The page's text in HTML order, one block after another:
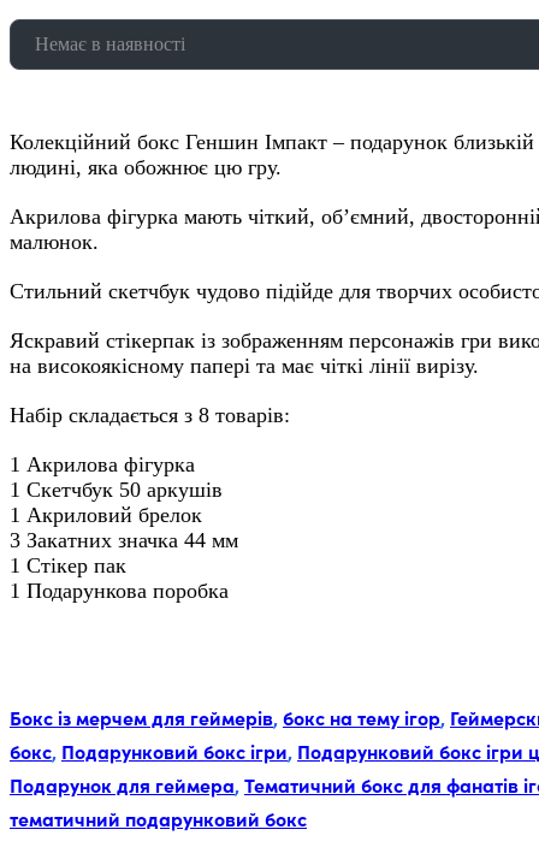
Немає в наявності
Колекційний бокс Геншин Імпакт – подарунок близькій
людині, яка обожнює цю гру.
Акрилова фігурка мають чіткий, об’ємний,
малюнок.
Стильний скетчбук чудово підійде для творчих
Яскравий стікерпак із зображенням персонажів гри
на високоякісному папері та має чіткі лінії вирізу.
Набір складається з 8 товарів:
1 Акрилова фігурка
1 Скетчбук 50 аркушів
1 Акриловий брелок
3 Закатних значка 44 мм
1 Стікер пак
1 Подарункова поробка
Бокс із мерчем для геймерів,бокс на тему ігор,
бокс, Подарунковий бокс ігри, Подарунковий бокс ігри
Подарунок для геймера,Тематичний бокс для фанатів
тематичний подарунковий бокс